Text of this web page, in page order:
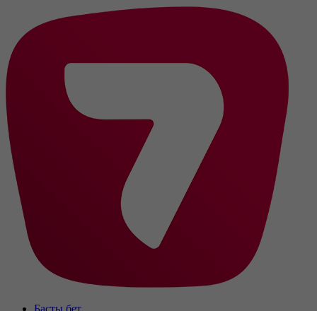
Басты бет